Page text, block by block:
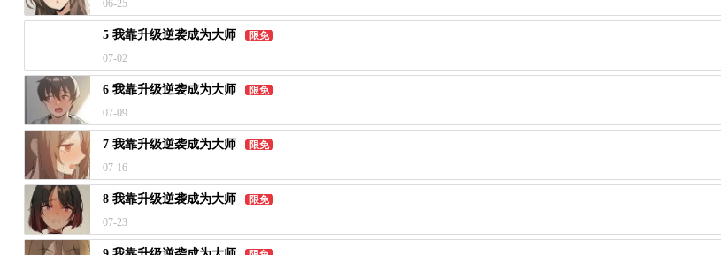
06-25
5 我靠升级逆袭成为大师 限免
07-02
6 我靠升级逆袭成为大师 限免
07-09
7 我靠升级逆袭成为大师 限免
07-16
8 我靠升级逆袭成为大师 限免
07-23